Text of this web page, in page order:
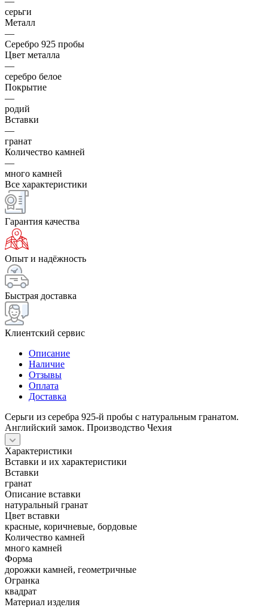
серьги
Металл
—
Серебро 925 пробы
Цвет металла
—
серебро белое
Покрытие
—
родий
Вставки
—
гранат
Количество камней
—
много камней
Все характеристики
Гарантия качества
Опыт и надёжность
Быстрая доставка
Клиентский сервис
Описание
Наличие
Отзывы
Оплата
Доставка
Серьги из серебра 925-й пробы с натуральным гранатом.
Английский замок. Производство Чехия
Характеристики
Вставки и их характеристики
Вставки
гранат
Описание вставки
натуральный гранат
Цвет вставки
красные, коричневые, бордовые
Количество камней
много камней
Форма
дорожки камней, геометричные
Огранка
квадрат
Материал изделия